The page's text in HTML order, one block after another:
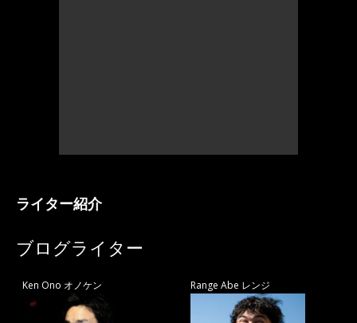
ライター紹介
ブログライター
Ken Ono オノケン Range Abe レンジ